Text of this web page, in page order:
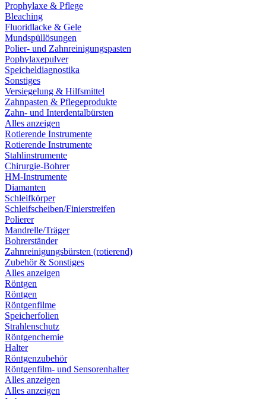
Prophylaxe & Pflege
Bleaching
Fluoridlacke & Gele
Mundspüllösungen
Polier- und Zahnreinigungspasten
Pophylaxepulver
Speicheldiagnostika
Sonstiges
Versiegelung & Hilfsmittel
Zahnpasten & Pflegeprodukte
Zahn- und Interdentalbürsten
Alles anzeigen
Rotierende Instrumente
Rotierende Instrumente
Stahlinstrumente
Chirurgie-Bohrer
HM-Instrumente
Diamanten
Schleifkörper
Schleifscheiben/Finierstreifen
Polierer
Mandrelle/Träger
Bohrerständer
Zahnreinigungsbürsten (rotierend)
Zubehör & Sonstiges
Alles anzeigen
Röntgen
Röntgen
Röntgenfilme
Speicherfolien
Strahlenschutz
Röntgenchemie
Halter
Röntgenzubehör
Röntgenfilm- und Sensorenhalter
Alles anzeigen
Alles anzeigen